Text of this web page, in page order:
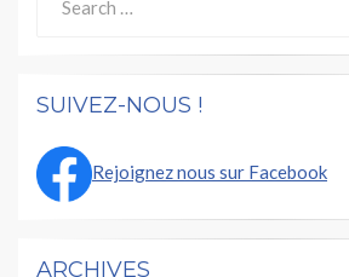
for:
SUIVEZ-NOUS !
Rejoignez nous sur Facebook
ARCHIVES